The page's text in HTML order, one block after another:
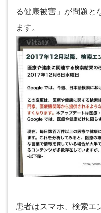
る健康被害」が問題と
ます。
患者はスマホ、検索エ